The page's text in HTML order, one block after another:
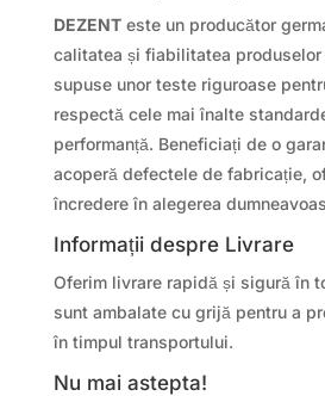
DEZENTeste un producător
calitatea și fiabilitatea
supuse unor teste riguroase
respectă cele mai înalte
performanță. Beneficiați de o
acoperă defectele de fabricație,
încredere în alegerea
Informații despre Livrare
Oferim livrare rapidă și sigură în
sunt ambalate cu grijă pentru a
în timpul transportului.
Nu mai astepta!